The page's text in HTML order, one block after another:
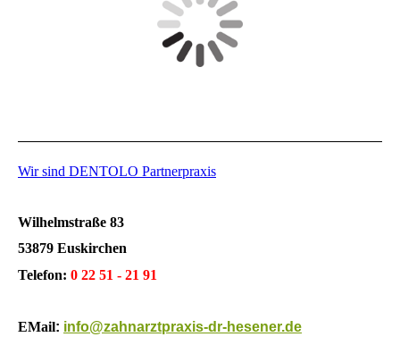
Wir sind DENTOLO Partnerpraxis
Wilhelmstraße 83
53879 Euskirchen
Telefon: 0 22 51 - 21 91
EMail: info@zahnarztpraxis-dr-hesener.de